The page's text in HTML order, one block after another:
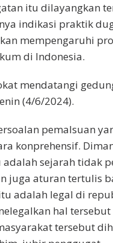
itu dilayangkan
indikasi praktik
mempengaruhi
di Indonesia.
mendatangi
(4/6/2024).
pemalsuan
konprehensif.
sejarah tidak
juga aturan tertulis
adalah legal di
hal tersebut
tersebut